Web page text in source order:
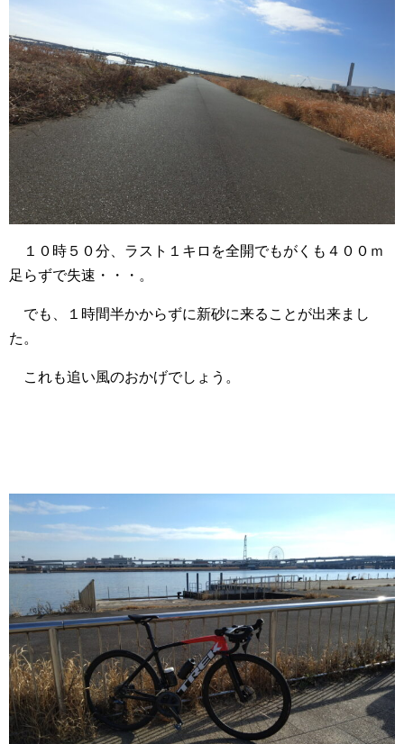
１０時５０分、ラスト１キロを全開でもがくも４００ｍ
足らずで失速・・・。
でも、１時間半かからずに新砂に来ることが出来まし
た。
これも追い風のおかげでしょう。